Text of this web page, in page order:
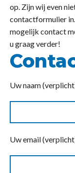
op. Zijn wij even
contactformulier
mogelijk contact
u graag verder!
Uw naam
Uw email